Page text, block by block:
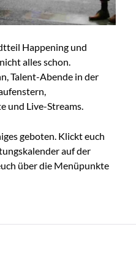
Happening und
alles schon.
Talent-Abende in der
und Live-Streams.
geboten. Klickt euch
auf der
über die Menüpunkte